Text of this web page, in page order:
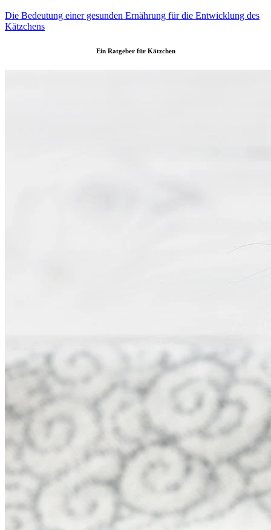
Die Bedeutung einer gesunden Ernährung für die Entwicklung des
Kätzchens
Ein Ratgeber für Kätzchen